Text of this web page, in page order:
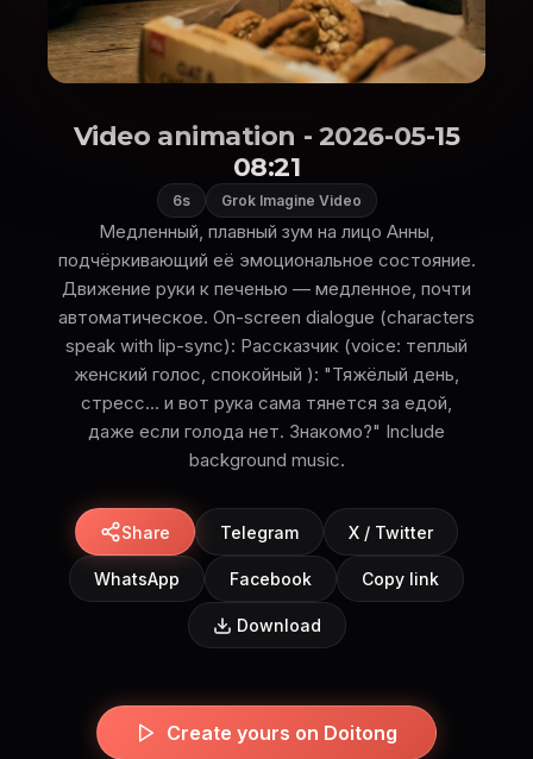
Video animation - 2026-05-15
08:21
6s Grok Imagine Video
Медленный, плавный зум на лицо Анны,
подчёркивающий её эмоциональное состояние.
Движение руки к печенью — медленное, почти
автоматическое. On-screen dialogue (characters
speak with lip-sync): Рассказчик (voice: теплый
женский голос, спокойный ): "Тяжёлый день,
стресс... и вот рука сама тянется за едой,
даже если голода нет. Знакомо?" Include
background music.
Share Telegram X / Twitter
WhatsApp Facebook Copy link
Download
Create yours on Doitong